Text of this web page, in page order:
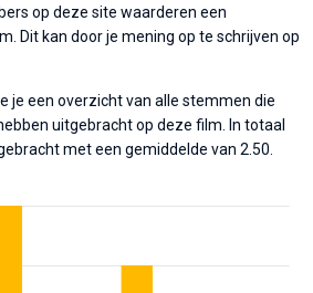
op deze site waarderen een
Dit kan door je mening op te schrijven op
je een overzicht van alle stemmen die
uitgebracht op deze film. In totaal
met een gemiddelde van 2.50.